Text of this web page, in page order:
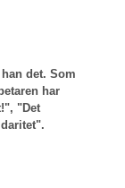
det. Som
har
"Det